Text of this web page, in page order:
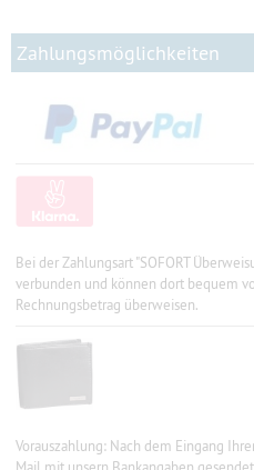
Zahlungsmöglichkeiten
Bei der Zahlungsart "SOFORT
verbunden und können dort bequem
Rechnungsbetrag überweisen.
Vorauszahlung: Nach dem Eingang